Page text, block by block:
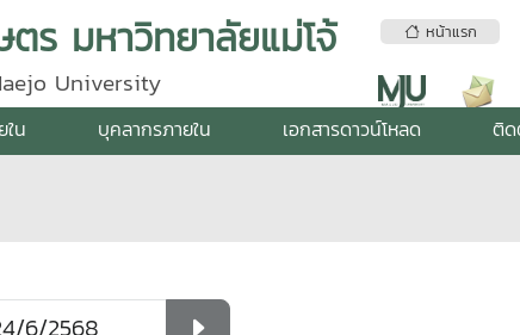
หน้าแรก
ตร มหาวิทยาลัยแม่โจ้
University
น บุคลากรภายใน เอกสารดาวน์โหลด ติ